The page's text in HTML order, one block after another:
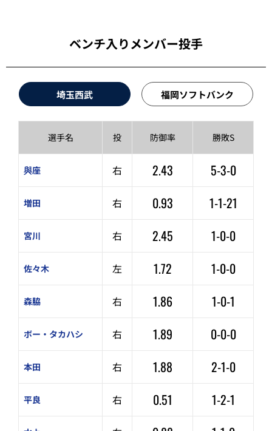
ベンチ入りメンバー投手
埼玉西武 福岡ソフトバンク
選手名 投 防御率 勝敗S
與座 右 2.43 5-3-0
増田 右 0.93 1-1-21
宮川 右 2.45 1-0-0
佐々木 左 1.72 1-0-0
森脇 右 1.86 1-0-1
ボー・タカハシ 右 1.89 0-0-0
本田 右 1.88 2-1-0
平良 右 0.51 1-2-1